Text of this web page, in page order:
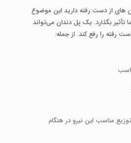
های از دست رفته دارید این موضوع
بگذارد. یک پل دندان‌ می‌تواند
رفته را رفع کند. از جمله:
مناسب این نیرو در هنگام